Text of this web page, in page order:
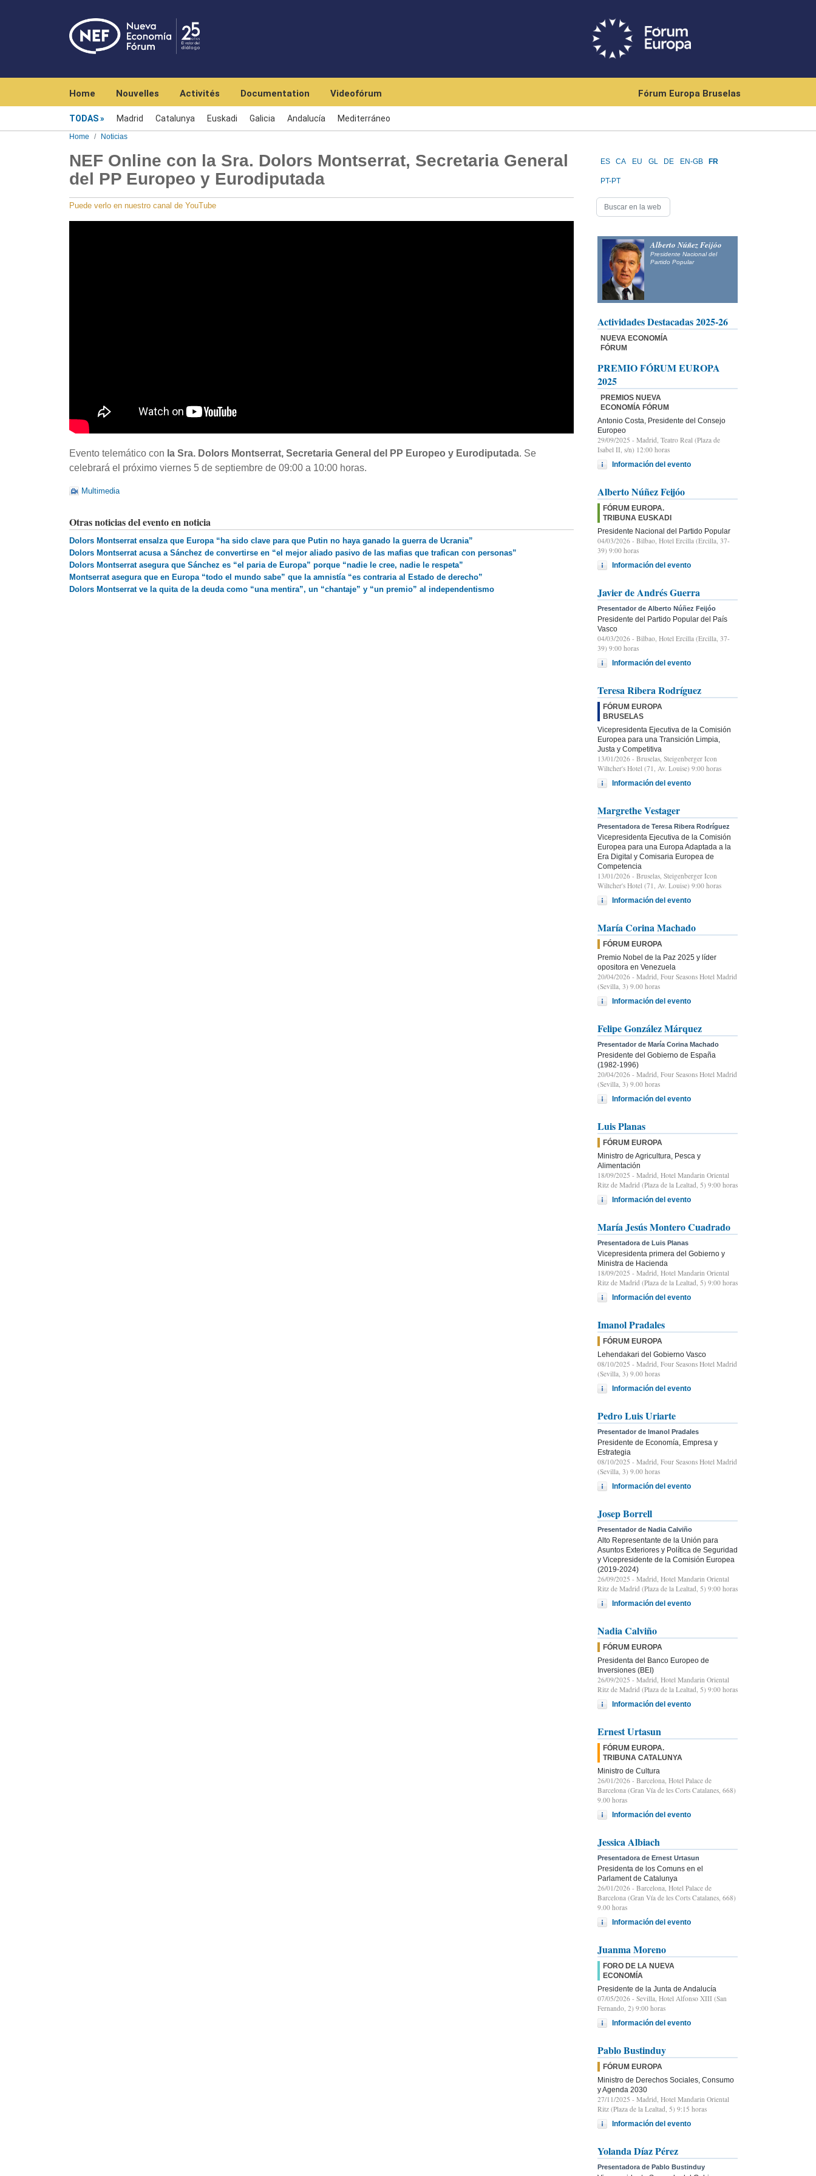
Home Nouvelles Activités Documentation Videofórum Fórum Europa Bruselas
TODAS Madrid Catalunya Euskadi Galicia Andalucía Mediterráneo
Home Noticias
NEF Online con la Sra. Dolors Montserrat, Secretaria General
del PP Europeo y Eurodiputada
Puede verlo en nuestro canal de YouTube
Evento telemático con la Sra. Dolors Montserrat, Secretaria General del PP Europeo y Eurodiputada. Se
celebrará el próximo viernes 5 de septiembre de 09:00 a 10:00 horas.
Multimedia
Otras noticias del evento en noticia
Dolors Montserrat ensalza que Europa “ha sido clave para que Putin no haya ganado la guerra de Ucrania”
Dolors Montserrat acusa a Sánchez de convertirse en “el mejor aliado pasivo de las mafias que trafican con personas”
Dolors Montserrat asegura que Sánchez es “el paria de Europa” porque “nadie le cree, nadie le respeta”
Montserrat asegura que en Europa “todo el mundo sabe” que la amnistía “es contraria al Estado de derecho”
Dolors Montserrat ve la quita de la deuda como “una mentira”, un “chantaje” y “un premio” al independentismo
ES CA EU GL DE EN-GB FR
PT-PT
Alberto Núñez Feijóo
Presidente Nacional del
Partido Popular
Actividades Destacadas 2025-26
NUEVA ECONOMÍA
FÓRUM
PREMIO FÓRUM EUROPA
2025
PREMIOS NUEVA
ECONOMÍA FÓRUM
Antonio Costa, Presidente del Consejo
Europeo
29/09/2025 - Madrid, Teatro Real (Plaza de
Isabel II, s/n) 12:00 horas
Información del evento
Alberto Núñez Feijóo
FÓRUM EUROPA.
TRIBUNA EUSKADI
Presidente Nacional del Partido Popular
04/03/2026 - Bilbao, Hotel Ercilla (Ercilla, 37-
39) 9:00 horas
Información del evento
Javier de Andrés Guerra
Presentador de Alberto Núñez Feijóo
Presidente del Partido Popular del País
Vasco
04/03/2026 - Bilbao, Hotel Ercilla (Ercilla, 37-
39) 9:00 horas
Información del evento
Teresa Ribera Rodríguez
FÓRUM EUROPA
BRUSELAS
Vicepresidenta Ejecutiva de la Comisión
Europea para una Transición Limpia,
Justa y Competitiva
13/01/2026 - Bruselas, Steigenberger Icon
Wiltcher's Hotel (71, Av. Louise) 9:00 horas
Información del evento
Margrethe Vestager
Presentadora de Teresa Ribera Rodríguez
Vicepresidenta Ejecutiva de la Comisión
Europea para una Europa Adaptada a la
Era Digital y Comisaria Europea de
Competencia
13/01/2026 - Bruselas, Steigenberger Icon
Wiltcher's Hotel (71, Av. Louise) 9:00 horas
Información del evento
María Corina Machado
FÓRUM EUROPA
Premio Nobel de la Paz 2025 y líder
opositora en Venezuela
20/04/2026 - Madrid, Four Seasons Hotel Madrid
(Sevilla, 3) 9.00 horas
Información del evento
Felipe González Márquez
Presentador de María Corina Machado
Presidente del Gobierno de España
(1982-1996)
20/04/2026 - Madrid, Four Seasons Hotel Madrid
(Sevilla, 3) 9.00 horas
Información del evento
Luis Planas
FÓRUM EUROPA
Ministro de Agricultura, Pesca y
Alimentación
18/09/2025 - Madrid, Hotel Mandarin Oriental
Ritz de Madrid (Plaza de la Lealtad, 5) 9:00 horas
Información del evento
María Jesús Montero Cuadrado
Presentadora de Luis Planas
Vicepresidenta primera del Gobierno y
Ministra de Hacienda
18/09/2025 - Madrid, Hotel Mandarin Oriental
Ritz de Madrid (Plaza de la Lealtad, 5) 9:00 horas
Información del evento
Imanol Pradales
FÓRUM EUROPA
Lehendakari del Gobierno Vasco
08/10/2025 - Madrid, Four Seasons Hotel Madrid
(Sevilla, 3) 9.00 horas
Información del evento
Pedro Luis Uriarte
Presentador de Imanol Pradales
Presidente de Economía, Empresa y
Estrategia
08/10/2025 - Madrid, Four Seasons Hotel Madrid
(Sevilla, 3) 9.00 horas
Información del evento
Josep Borrell
Presentador de Nadia Calviño
Alto Representante de la Unión para
Asuntos Exteriores y Política de Seguridad
y Vicepresidente de la Comisión Europea
(2019-2024)
26/09/2025 - Madrid, Hotel Mandarin Oriental
Ritz de Madrid (Plaza de la Lealtad, 5) 9:00 horas
Información del evento
Nadia Calviño
FÓRUM EUROPA
Presidenta del Banco Europeo de
Inversiones (BEI)
26/09/2025 - Madrid, Hotel Mandarin Oriental
Ritz de Madrid (Plaza de la Lealtad, 5) 9:00 horas
Información del evento
Ernest Urtasun
FÓRUM EUROPA.
TRIBUNA CATALUNYA
Ministro de Cultura
26/01/2026 - Barcelona, Hotel Palace de
Barcelona (Gran Vía de les Corts Catalanes, 668)
9.00 horas
Información del evento
Jessica Albiach
Presentadora de Ernest Urtasun
Presidenta de los Comuns en el
Parlament de Catalunya
26/01/2026 - Barcelona, Hotel Palace de
Barcelona (Gran Vía de les Corts Catalanes, 668)
9.00 horas
Información del evento
Juanma Moreno
FORO DE LA NUEVA
ECONOMÍA
Presidente de la Junta de Andalucía
07/05/2026 - Sevilla, Hotel Alfonso XIII (San
Fernando, 2) 9:00 horas
Información del evento
Pablo Bustinduy
FÓRUM EUROPA
Ministro de Derechos Sociales, Consumo
y Agenda 2030
27/11/2025 - Madrid, Hotel Mandarin Oriental
Ritz (Plaza de la Lealtad, 5) 9:15 horas
Información del evento
Yolanda Díaz Pérez
Presentadora de Pablo Bustinduy